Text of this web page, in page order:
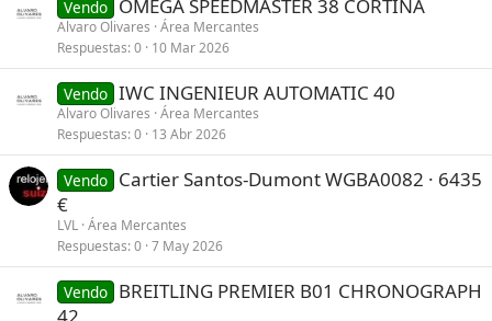
Vendo OMEGA SPEEDMASTER 38 CORTINA
Alvaro Olivares Área Mercantes
Respuestas 0 10 Mar 2026
Vendo IWC INGENIEUR AUTOMATIC 40
Alvaro Olivares Área Mercantes
Respuestas 0 13 Abr 2026
Vendo Cartier Santos-Dumont WGBA0082 · 6435
€
LVL Área Mercantes
Respuestas 0 7 May 2026
Vendo BREITLING PREMIER B01 CHRONOGRAPH